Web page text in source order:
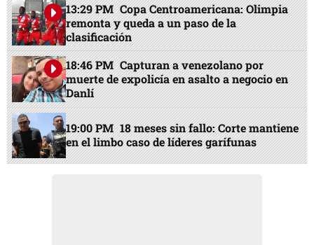
13:29 PM Copa Centroamericana: Olimpia
remonta y queda a un paso de la
clasificación
18:46 PM Capturan a venezolano por
muerte de expolicía en asalto a negocio en
Danlí
19:00 PM 18 meses sin fallo: Corte mantiene
en el limbo caso de líderes garífunas